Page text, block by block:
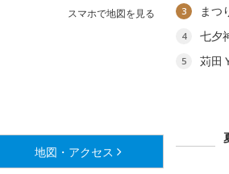
スマホで地図を見る
地図・アクセス
3 まつ
4 七夕
5
苅田